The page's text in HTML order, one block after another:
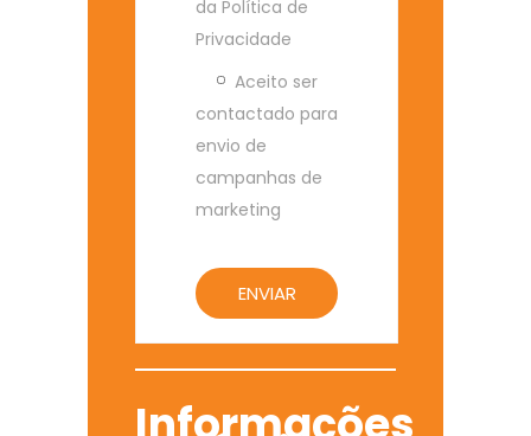
da Política de
Privacidade
Aceito ser
contactado para
envio de
campanhas de
marketing